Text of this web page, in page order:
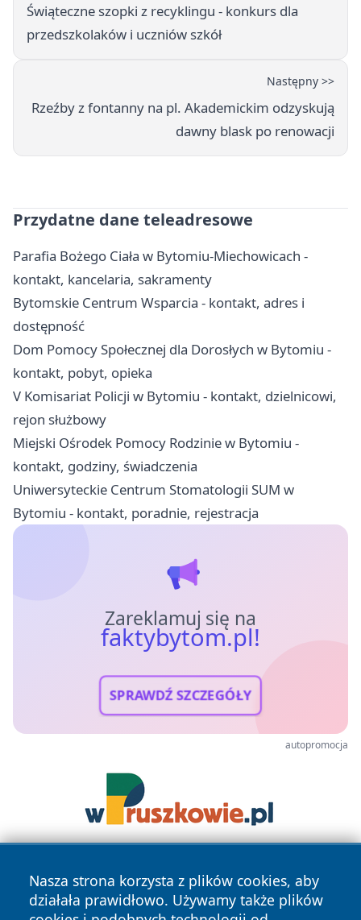
Świąteczne szopki z recyklingu - konkurs dla
przedszkolaków i uczniów szkół
Następny >>
Rzeźby z fontanny na pl. Akademickim odzyskują
dawny blask po renowacji
Przydatne dane teleadresowe
Parafia Bożego Ciała w Bytomiu-Miechowicach -
kontakt, kancelaria, sakramenty
Bytomskie Centrum Wsparcia - kontakt, adres i
dostępność
Dom Pomocy Społecznej dla Dorosłych w Bytomiu -
kontakt, pobyt, opieka
V Komisariat Policji w Bytomiu - kontakt, dzielnicowi,
rejon służbowy
Miejski Ośrodek Pomocy Rodzinie w Bytomiu -
kontakt, godziny, świadczenia
Uniwersyteckie Centrum Stomatologii SUM w
Bytomiu - kontakt, poradnie, rejestracja
Zareklamuj się na
faktybytom.pl!
SPRAWDŹ SZCZEGÓŁY
autopromocja
Nasza strona korzysta z plików cookies, aby
działała prawidłowo. Używamy także plików